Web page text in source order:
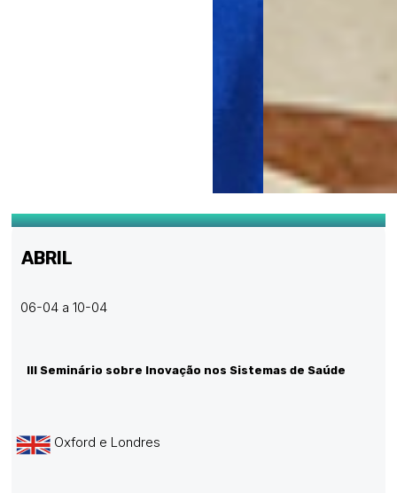
ABRIL
06-04 a 10-04
III Seminário sobre Inovação nos Sistemas de Saúde
Oxford e Londres